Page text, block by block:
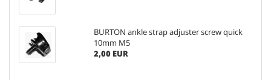
BURTON ankle strap adjuster screw quick
10mm M5
2,00 EUR